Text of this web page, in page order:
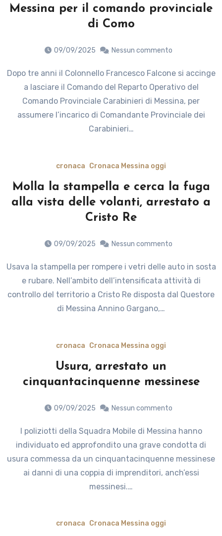
Messina per il comando provinciale
di Como
09/09/2025 Nessun commento
Dopo tre anni il Colonnello Francesco Falcone si accinge
a lasciare il Comando del Reparto Operativo del
Comando Provinciale Carabinieri di Messina, per
assumere l’incarico di Comandante Provinciale dei
Carabinieri…
cronaca Cronaca Messina oggi
Molla la stampella e cerca la fuga
alla vista delle volanti, arrestato a
Cristo Re
09/09/2025 Nessun commento
Usava la stampella per rompere i vetri delle auto in sosta
e rubare. Nell’ambito dell’intensificata attività di
controllo del territorio a Cristo Re disposta dal Questore
di Messina Annino Gargano,…
cronaca Cronaca Messina oggi
Usura, arrestato un
cinquantacinquenne messinese
09/09/2025 Nessun commento
I poliziotti della Squadra Mobile di Messina hanno
individuato ed approfondito una grave condotta di
usura commessa da un cinquantacinquenne messinese
ai danni di una coppia di imprenditori, anch’essi
messinesi.…
cronaca Cronaca Messina oggi